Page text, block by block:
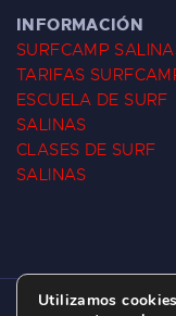
INFORMACIÓN
SURFCAMP
TARIFAS
ESCUELA DE SURF
SALINAS
CLASES DE SURF
SALINAS
Utilizamos